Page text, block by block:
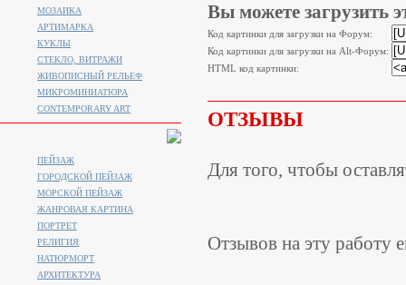
Вы можете загрузить
Код картинки для загрузки на Форум:
Код картинки для загрузки на Alt-Форум:
HTML код картинки:
ОТЗЫВЫ
Для того, чтобы
Отзывов на эту работу
МОЗАИКА
АРТИМАРКА
КУКЛЫ
СТЕКЛО, ВИТРАЖИ
ЖИВОПИСНЫЙ РЕЛЬЕФ
МИКРОМИНИАТЮРА
CONTEMPORARY ART
ПЕЙЗАЖ
ГОРОДСКОЙ ПЕЙЗАЖ
МОРСКОЙ ПЕЙЗАЖ
ЖАНРОВАЯ КАРТИНА
ПОРТРЕТ
РЕЛИГИЯ
НАТЮРМОРТ
АРХИТЕКТУРА